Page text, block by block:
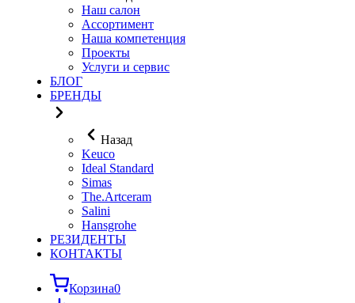
Наш салон
Ассортимент
Наша компетенция
Проекты
Услуги и сервис
БЛОГ
БРЕНДЫ
Назад
Keuco
Ideal Standard
Simas
The.Artceram
Salini
Hansgrohe
РЕЗИДЕНТЫ
КОНТАКТЫ
Корзина0